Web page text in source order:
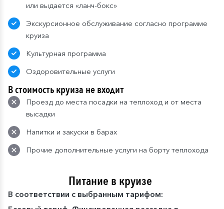
или выдается «ланч-бокс»
Экскурсионное обслуживание согласно программе
круиза
Культурная программа
Оздоровительные услуги
В стоимость круиза не входит
Проезд до места посадки на теплоход и от места
высадки
Напитки и закуски в барах
Прочие дополнительные услуги на борту теплохода
Питание в круизе
В соответствии с выбранным тарифом: